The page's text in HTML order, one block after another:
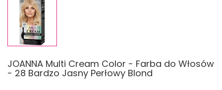
JOANNA Multi Cream Color - Farba do Włosów
- 28 Bardzo Jasny Perłowy Blond